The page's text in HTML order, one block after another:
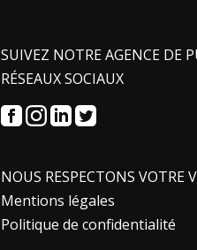
SUIVEZ NOTRE AGENCE DE
RÉSEAUX SOCIAUX
NOUS RESPECTONS VOTRE
Mentions légales
Politique de confidentialité